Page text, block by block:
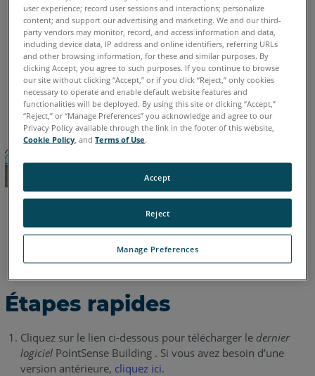
Versions
antérieures
Mots-
clés :
allemand anglais chinois coréen espagnol
français
italien japonais portugais
Étapes rapides
Cliquez sur le lien ci-dessous pour télécharger le dernier
logiciel PointSense Building . Si vous avez besoin d’une
version antérieure, cliquez ici.
user experience; record user sessions and interactions; personalize
content; and support our advertising and marketing. We and our third-
party vendors may monitor, record, and access information and data,
including device data, IP address and online identifiers, referring URLs
and other browsing information, for these and similar purposes. By
clicking Accept, you agree to such purposes. If you continue to browse
our site without clicking “Accept,” or if you click “Reject,” only cookies
necessary to operate and enable default website features and
functionalities will be deployed. By using this site or clicking “Accept,”
“Reject,” or “Manage Preferences” you acknowledge and agree to our
Privacy Policy available through the link in the footer of this website,
Cookie Policy , andTerms of Use.
Manage Preferences
Reject
Accept